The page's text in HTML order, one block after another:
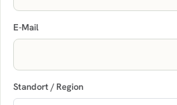
E-Mail
Standort / Region